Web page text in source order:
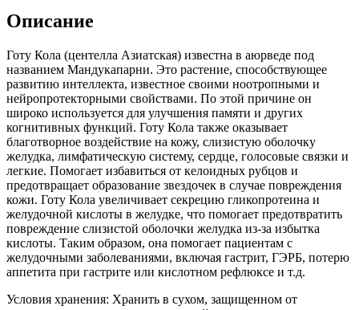
Описание
Готу Кола (центелла Азиатская) известна в аюрведе под
названием Мандукапарни. Это растение, способствующее
развитию интеллекта, известное своими ноотропными и
нейропротекторными свойствами. По этой причине он
широко используется для улучшения памяти и других
когнитивных функций. Готу Кола также оказывает
благотворное воздействие на кожу, слизистую оболочку
желудка, лимфатическую систему, сердце, голосовые связки и
легкие. Помогает избавиться от келоидных рубцов и
предотвращает образование звездочек в случае повреждения
кожи. Готу Кола увеличивает секрецию гликопротеина и
желудочной кислоты в желудке, что помогает предотвратить
повреждение слизистой оболочки желудка из-за избытка
кислоты. Таким образом, она помогает пациентам с
желудочными заболеваниями, включая гастрит, ГЭРБ, потерю
аппетита при гастрите или кислотном рефлюксе и т.д.
Условия хранения: Хранить в сухом, защищенном от